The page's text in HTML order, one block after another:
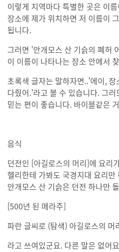
이렇게 지역마다 특별한 곳은 이
장소에 제가 위치하면 저 이름이
됩니다.
그러면 '안개모스 산 기슭의 폐허
이 이름이 나타나는 장소 안에서
초록색 글자는 말하자면..'에이, 장
다줬어.'라고 볼 수 있습니다. 그
믿는 편이 좋습니다. 바이블같은
음식
던전인 [아길로스의 머리]에 요리
헬리한테 가봐도 국경지대 요리
안개모스 산 기슭은 던전 하나만
[500년 된 메라주]
파란 글씨로 (탐색) 아길로스의 머
라고 쓰여있군요. 다른 말은 없어